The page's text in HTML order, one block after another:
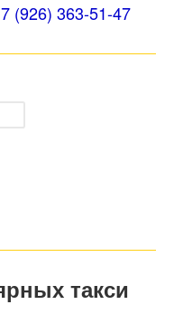
(926) 363-51-47
такси